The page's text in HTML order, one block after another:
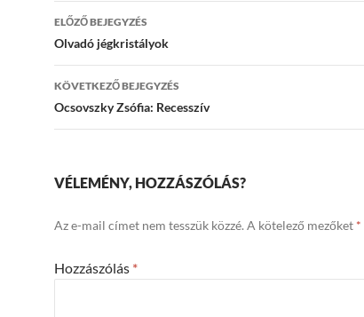
Bejegyzések
navigációja
ELŐZŐ BEJEGYZÉS
Olvadó jégkristályok
KÖVETKEZŐ BEJEGYZÉS
Ocsovszky Zsófia: Recesszív
VÉLEMÉNY, HOZZÁSZÓLÁS?
Az e-mail címet nem tesszük közzé. A kötelező mezőket *
Hozzászólás *